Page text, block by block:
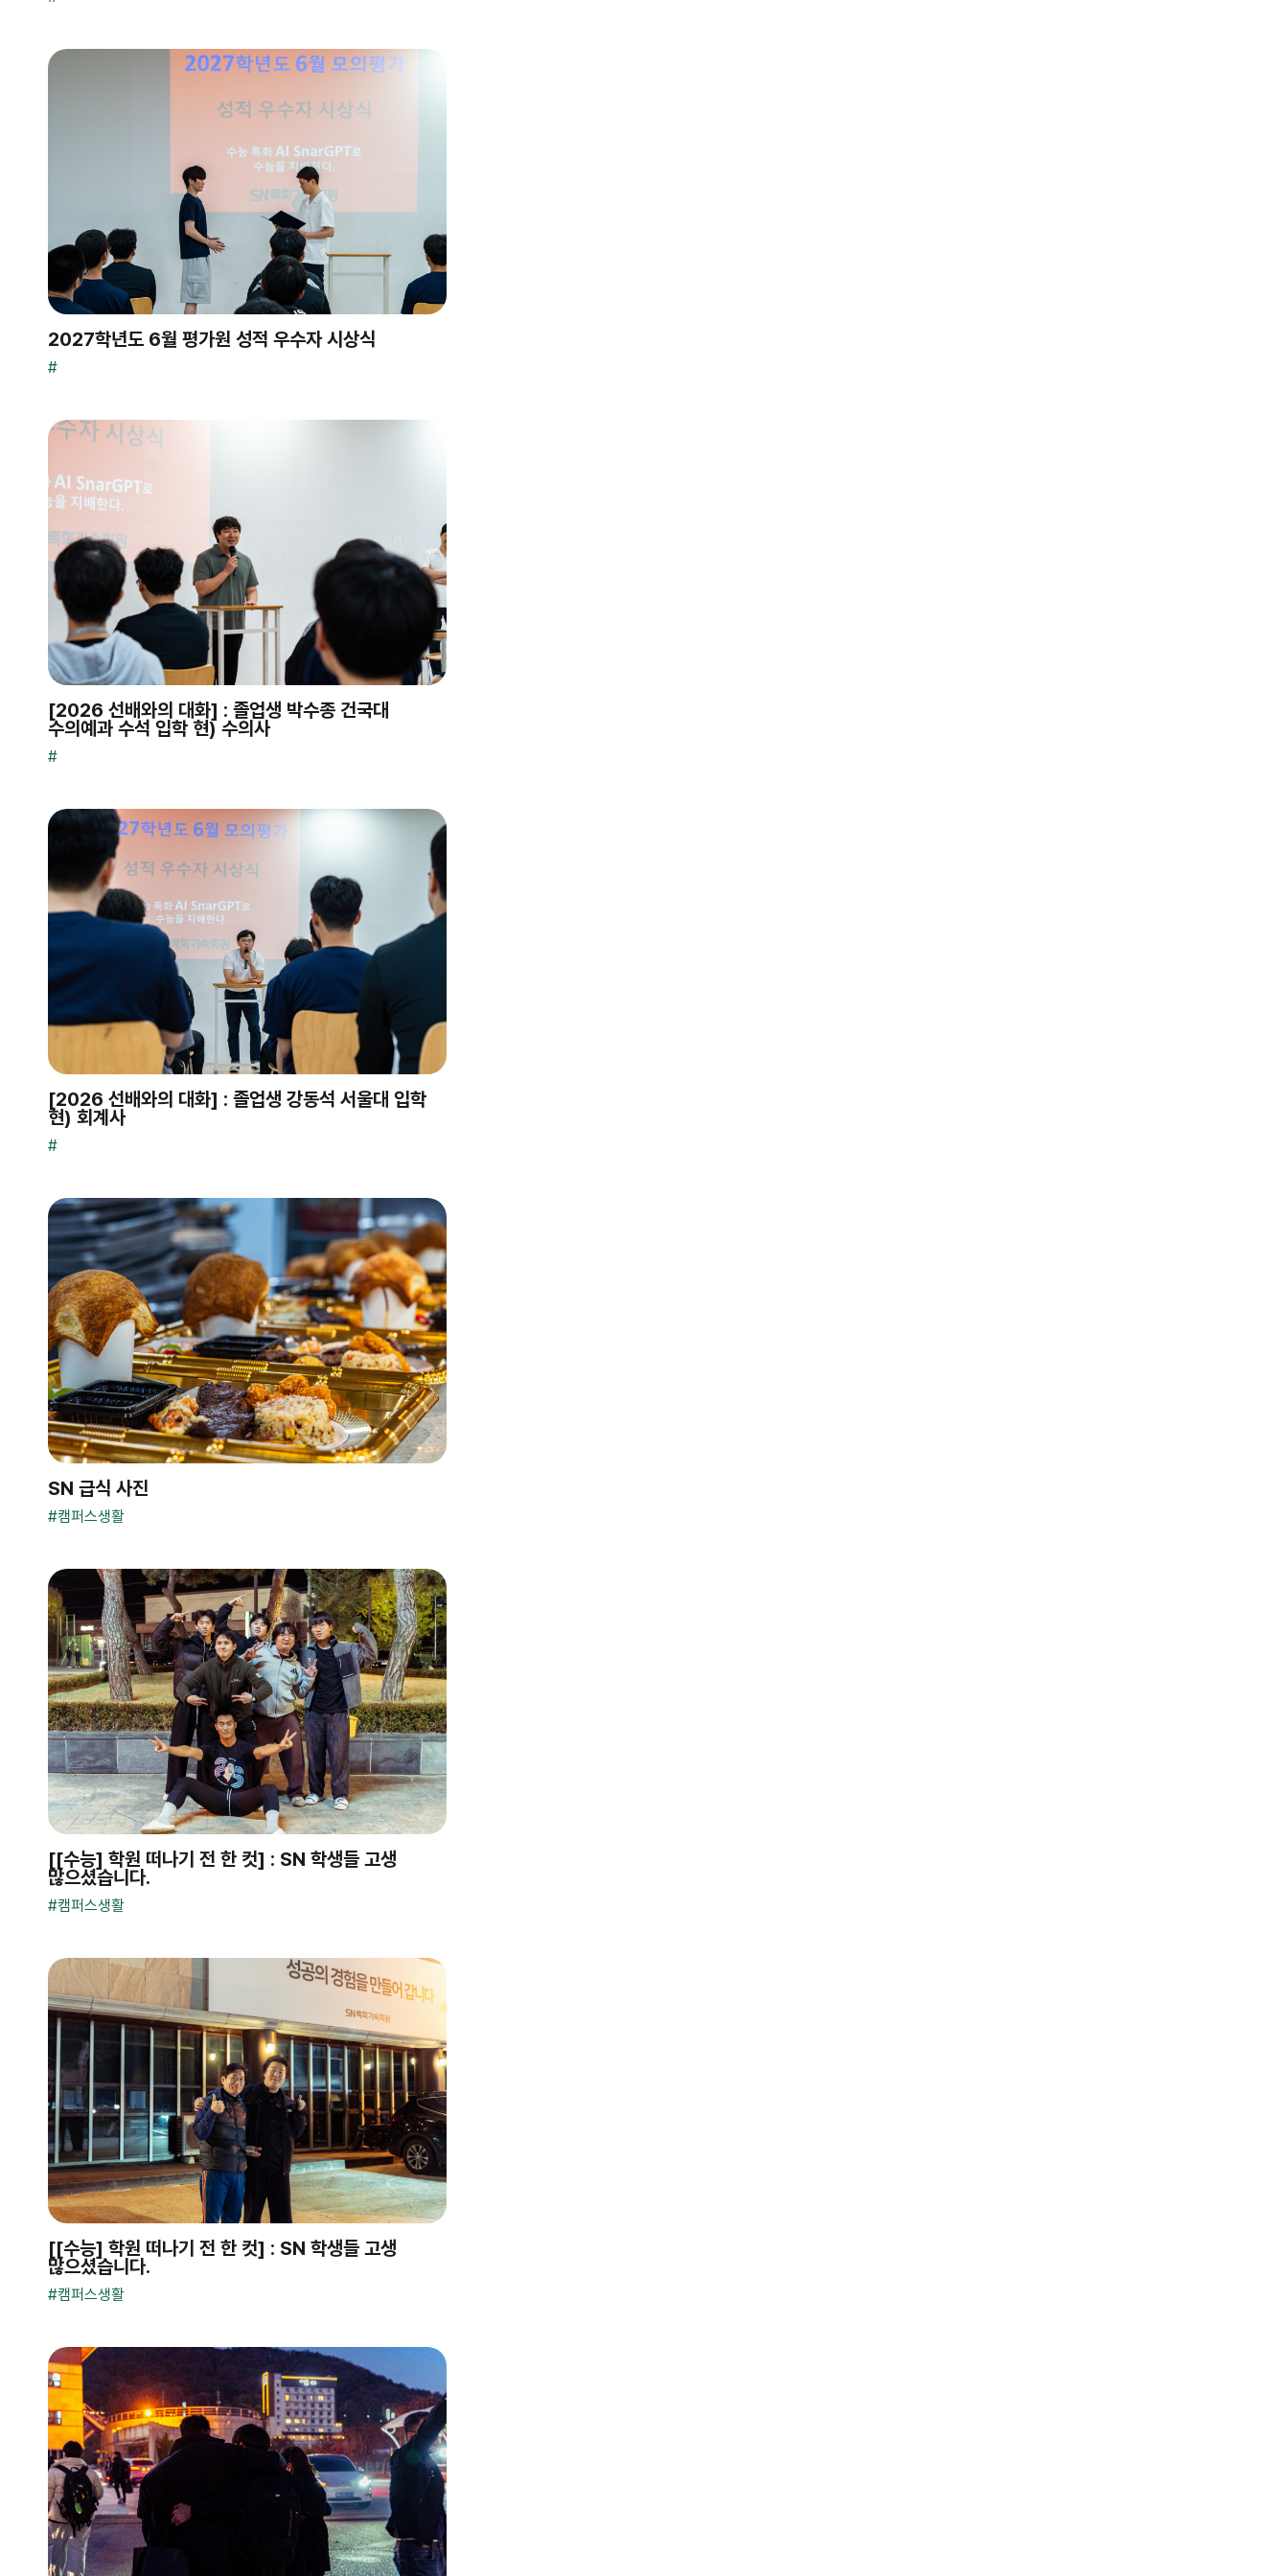
2027학년도 6월 평가원 성적 우수자 시상식
#
[2026 선배와의 대화] : 졸업생 박수종 건국대
수의예과 수석 입학 현) 수의사
#
[2026 선배와의 대화] : 졸업생 강동석 서울대 입학
현) 회계사
#
SN 급식 사진
#캠퍼스생활
[[수능] 학원 떠나기 전 한 컷] : SN 학생들 고생
많으셨습니다.
#캠퍼스생활
[[수능] 학원 떠나기 전 한 컷] : SN 학생들 고생
많으셨습니다.
#캠퍼스생활